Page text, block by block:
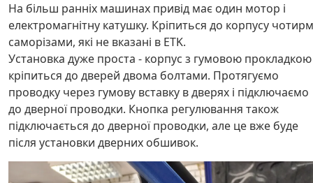
На більш ранніх машинах привід має один мотор і
електромагнітну катушку. Кріпиться до корпусу
саморізами, які не вказані в ETK.
Установка дуже проста - корпус з гумовою прокладкою
кріпиться до дверей двома болтами. Протягуємо
проводку через гумову вставку в дверях і підключаємо
до дверної проводки. Кнопка регулювання також
підключається до дверної проводки, але це вже буде
після установки дверних обшивок.